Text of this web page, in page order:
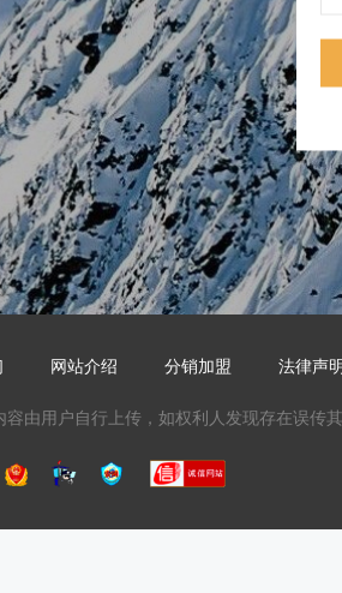
网站介绍 分销加盟 法律声
容由用户自行上传，如权利人发现存在误